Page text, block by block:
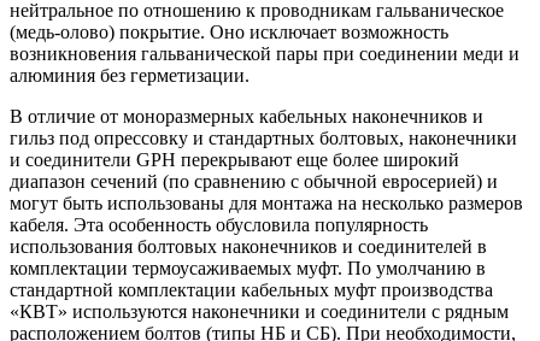
нейтральное по отношению к проводникам гальваническое
(медь-олово) покрытие. Оно исключает возможность
возникновения гальванической пары при соединении меди и
алюминия без герметизации.
В отличие от моноразмерных кабельных наконечников и
гильз под опрессовку и стандартных болтовых, наконечники
и соединители GPH перекрывают еще более широкий
диапазон сечений (по сравнению с обычной евросерией) и
могут быть использованы для монтажа на несколько размеров
кабеля. Эта особенность обусловила популярность
использования болтовых наконечников и соединителей в
комплектации термоусаживаемых муфт. По умолчанию в
стандартной комплектации кабельных муфт производства
«КВТ» используются наконечники и соединители с рядным
расположением болтов (типы НБ и СБ). При необходимости,